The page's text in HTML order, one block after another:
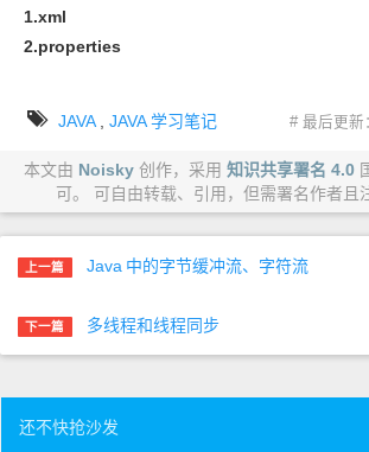
1.xml
2.properties
JAVA, JAVA学习笔记 # 最后更新
本文由 Noisky创作，采用 知识共享署名 4.0
可。 可自由转载、引用，但需署名作者且
上一篇 Java 中的字节缓冲流、字符流
下一篇 多线程和线程同步
还不快抢沙发